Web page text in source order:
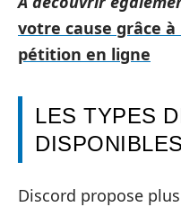
votre cause grâce
pétition en ligne
LES TYPES
Discord propose